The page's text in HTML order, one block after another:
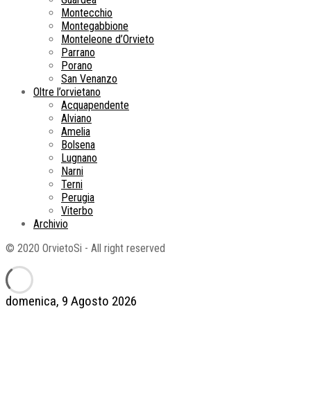
domenica, 9 Agosto 2026
Montecchio
Montegabbione
Monteleone d’Orvieto
Parrano
Porano
San Venanzo
Oltre l’orvietano
Acquapendente
Alviano
Amelia
Bolsena
Lugnano
Narni
Terni
Perugia
Viterbo
Archivio
© 2020 OrvietoSi - All right reserved